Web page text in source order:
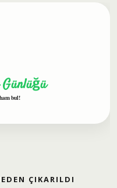
bul!
ÇIKARILDI